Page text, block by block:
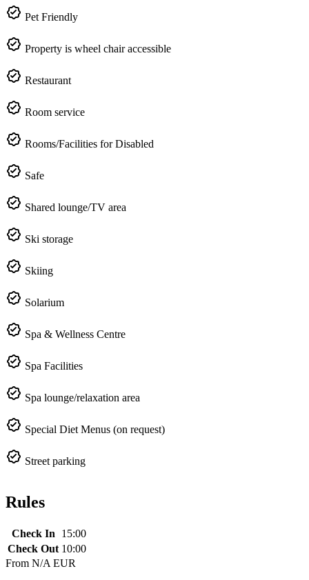
Pet Friendly
Property is wheel chair accessible
Restaurant
Room service
Rooms/Facilities for Disabled
Safe
Shared lounge/TV area
Ski storage
Skiing
Solarium
Spa & Wellness Centre
Spa Facilities
Spa lounge/relaxation area
Special Diet Menus (on request)
Street parking
Rules
Check In
15:00
Check Out 10:00
From N/A EUR